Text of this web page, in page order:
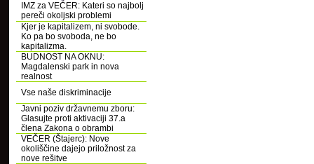
IMZ za VEČER: Kateri so najbolj
pereči okoljski problemi
Kjer je kapitalizem, ni svobode.
Ko pa bo svoboda, ne bo
kapitalizma.
BUDNOST NA OKNU:
Magdalenski park in nova
realnost
Vse naše diskriminacije
Javni poziv državnemu zboru:
Glasujte proti aktivaciji 37.a
člena Zakona o obrambi
VEČER (Štajerc): Nove
okoliščine dajejo priložnost za
nove rešitve